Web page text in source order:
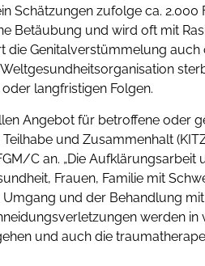
Schätzungen zufolge ca. 2.000
Betäubung und wird oft mit
die Genitalverstümmelung auch
langfristigen Folgen.
Angebot für betroffene oder
und Zusammenhalt
C an. „Die Aufklärungsarbeit
Frauen, Familie mit
Umgang und der Behandlung
werden in
und auch die